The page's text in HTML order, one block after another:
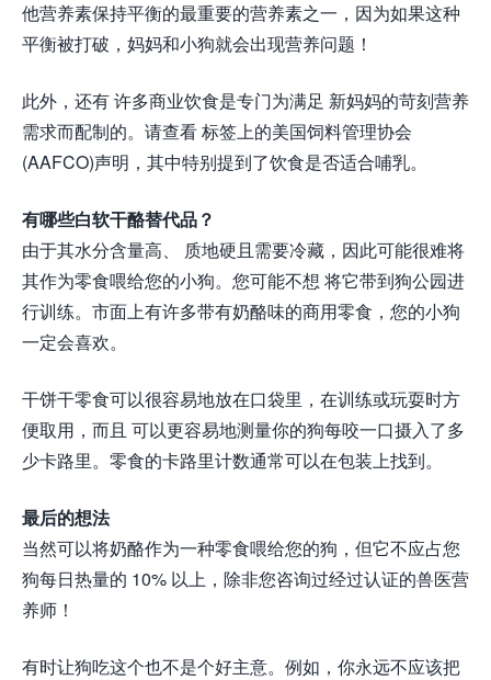
他营养素保持平衡的最重要的营养素之一，因为如果这种
平衡被打破，妈妈和小狗就会出现营养问题！
此外，还有 许多商业饮食是专门为满足 新妈妈的苛刻营养
需求而配制的。请查看 标签上的美国饲料管理协会
(AAFCO)声明，其中特别提到了饮食是否适合哺乳。
有哪些白软干酪替代品？
由于其水分含量高、 质地硬且需要冷藏，因此可能很难将
其作为零食喂给您的小狗。您可能不想 将它带到狗公园进
行训练。市面上有许多带有奶酪味的商用零食，您的小狗
一定会喜欢。
干饼干零食可以很容易地放在口袋里，在训练或玩耍时方
便取用，而且 可以更容易地测量你的狗每咬一口摄入了多
少卡路里。零食的卡路里计数通常可以在包装上找到。
最后的想法
当然可以将奶酪作为一种零食喂给您的狗，但它不应占您
狗每日热量的 10% 以上，除非您咨询过经过认证的兽医营
养师！
有时让狗吃这个也不是个好主意。例如，你永远不应该把